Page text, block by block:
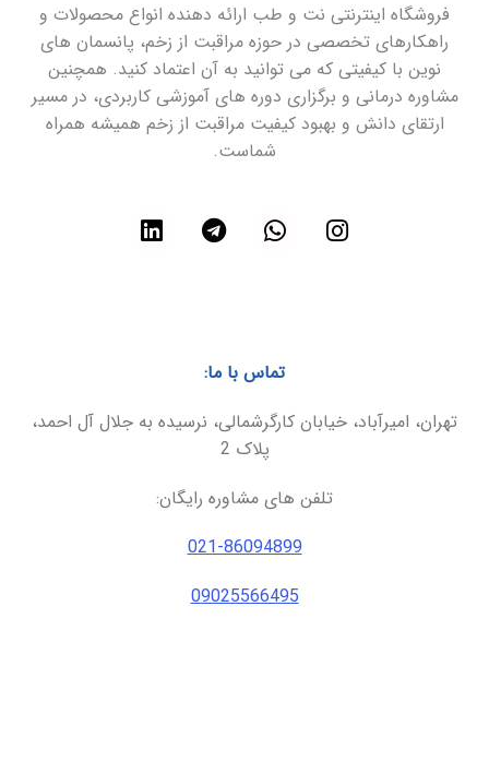
فروشگاه اینترنتی نت و طب ارائه دهنده انواع محصولات و
راهکارهای تخصصی در حوزه مراقبت از زخم، پانسمان های
نوین با کیفیتی که می توانید به آن اعتماد کنید. همچنین
مشاوره درمانی و برگزاری دوره های آموزشی کاربردی، در مسیر
ارتقای دانش و بهبود کیفیت مراقبت از زخم همیشه همراه
شماست.
تماس با ما:
تهران، امیرآباد، خیابان کارگرشمالی، نرسیده به جلال آل احمد،
پلاک 2
تلفن های مشاوره رایگان:
021-86094899
09025566495